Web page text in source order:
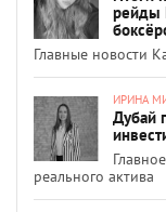
рейды
Главные новости
ИРИНА
Дубай
реального актива